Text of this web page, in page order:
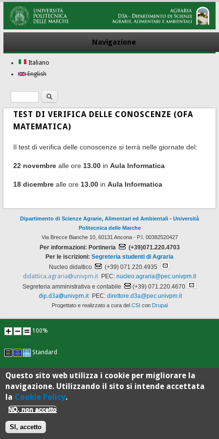
Navigazione
Italiano
English
Form di ricerca
Ricerca
TEST DI VERIFICA DELLE CONOSCENZE (OFA
MATEMATICA)
Il test di verifica delle conoscenze si terrà nelle giornate del:
22 novembrealle ore 13.00in Aula Informatica
18 dicembrealle ore 13.00in Aula Informatica
Dipartimento di Scienze Agrarie, Alimentari ed Ambientali - Università
Politecnica delle Marche
Via Brecce Bianche 10, 60131 Ancona - P.I. 00382520427
Per informazioni: Portineria
(+39)071.220.4703
Per le iscrizioni: Segreteria studenti di Agraria
Nucleo didattico
(+39) 071.220.4935
didattica.agraria@univpm.it PEC: nucleo.agraria@pec.univpm.it
Segreteria amministrativa e contabile
(+39) 071.220.4670
dip.d3a@univpm.it PEC: direttore.d3a@pec.univpm.it
Progettato e realizzato a cura del CSI con Drupal
100%
Standard
Questo sito web utilizza i cookie per migliorare la
navigazione. Utilizzando il sito si intende accettata
la Cookie Policy.
NO, non accetto
SI, accetto